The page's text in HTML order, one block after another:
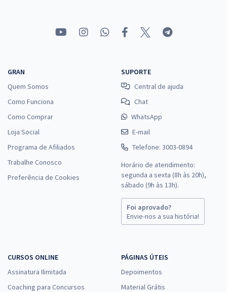
GRAN
Quem Somos
Como Funciona
Como Comprar
Loja Social
Programa de Afiliados
Trabalhe Conosco
Preferência de Cookies
SUPORTE
Central de ajuda
Chat
WhatsApp
E-mail
Telefone: 3003-0894
Horário de atendimento:
segunda a sexta (8h às 20h),
sábado (9h às 13h).
Foi aprovado?
Envie-nos a sua história!
CURSOS ONLINE
Assinatura Ilimitada
Coaching para Concursos
PÁGINAS ÚTEIS
Depoimentos
Material Grátis